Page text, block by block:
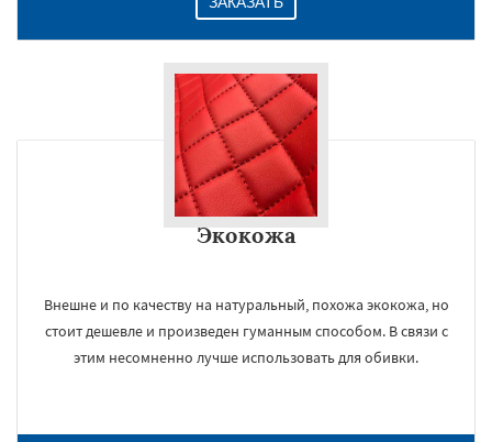
Экокожа
Внешне и по качеству на натуральный, похожа экокожа, но
стоит дешевле и произведен гуманным способом. В связи с
этим несомненно лучше использовать для обивки.